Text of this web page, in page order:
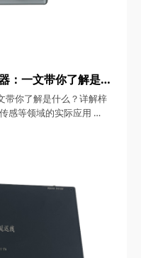
：一文带你了解是什
达、光纤分布式传感
带你了解是什么？详解梓
感等领域的实际应用
技术的浩瀚星空中，犹
性和广泛的应用领域，吸
的热门之...